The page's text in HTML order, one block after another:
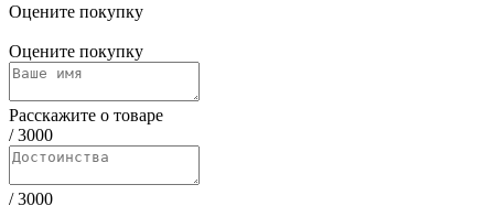
Оцените покупку
Оцените покупку
Расскажите о товаре
/3000
/3000